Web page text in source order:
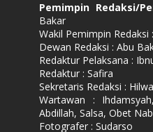
Pemimpin Redaksi/
Bakar
Wakil Pemimpin
Dewan Redaksi : Abu
Redaktur Pelaksana :
Redaktur : Safira
Sekretaris Redaksi :
Wartawan :
Abdillah, Salsa, Obet
Fotografer : Sudarso